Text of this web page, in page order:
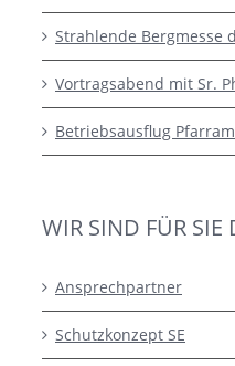
Strahlende Bergmesse
Vortragsabend mit Sr.
Betriebsausflug
WIR SIND FÜR SIE
Ansprechpartner
Schutzkonzept SE